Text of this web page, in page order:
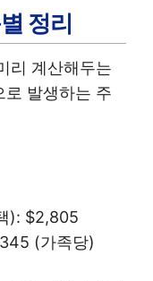
정리
리 계산해두는
로 발생하는 주
): $2,805
(가족당)